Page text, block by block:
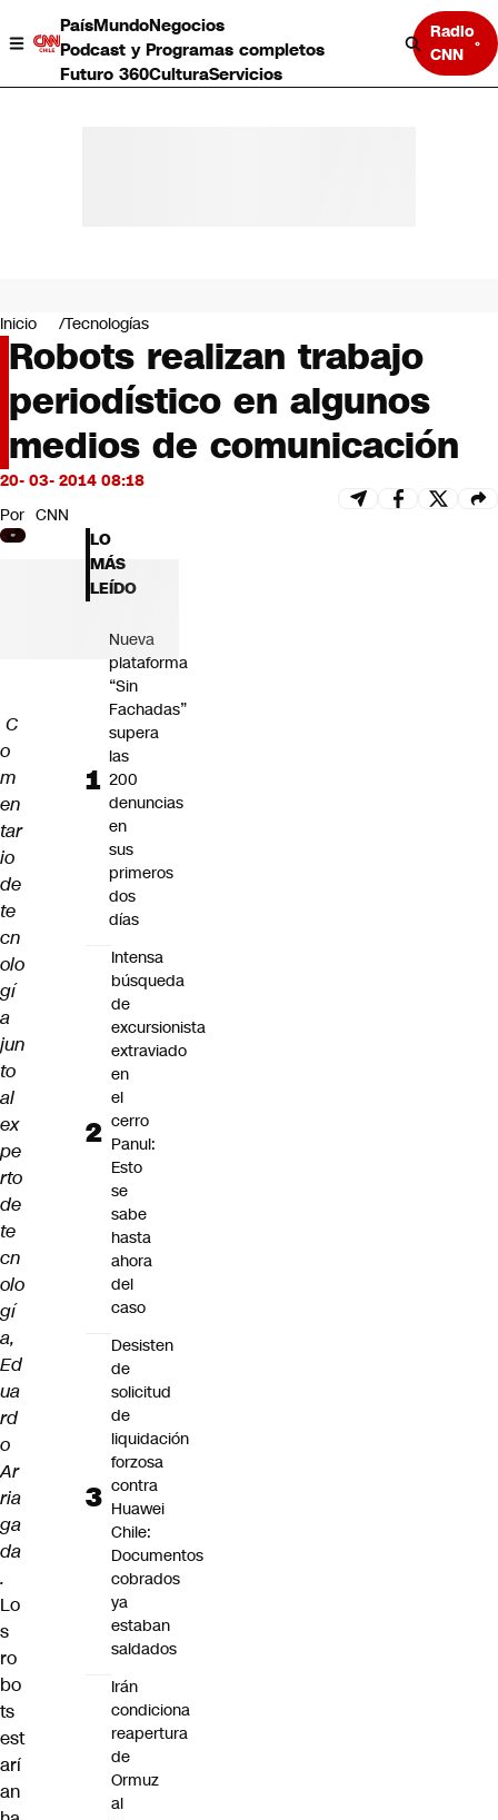
PaísMundoNegocios
Podcast y Programas completos
Futuro 360CulturaServicios
Radio
CNN
Negocios
Deportes
Programas completos
Cultura
Servicios
Bits
CNN tiempo
Futuro 360
Opinión
Inicio Tecnologías
Robots realizan trabajo
periodístico en algunos
medios de comunicación
20- 03- 2014 08:18
Por CNN
C
o
m
en
tar
io
de
te
cn
olo
gí
a
jun
to
al
ex
pe
rto
de
te
cn
olo
gí
a,
Ed
ua
rd
o
Ar
ria
ga
da
.
Lo
s
ro
bo
ts
est
arí
an
LO
MÁS
LEÍDO
Nueva
plataforma
“Sin
Fachadas”
supera
las
200
denuncias
en
sus
primeros
dos
días
Intensa
búsqueda
de
excursionista
extraviado
en
el
cerro
Panul:
Esto
se
sabe
hasta
ahora
del
caso
Desisten
de
solicitud
de
liquidación
forzosa
contra
Huawei
Chile:
Documentos
cobrados
ya
estaban
saldados
Irán
condiciona
reapertura
de
Ormuz
al